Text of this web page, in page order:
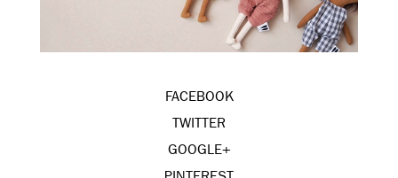
FACEBOOK
TWITTER
GOOGLE+